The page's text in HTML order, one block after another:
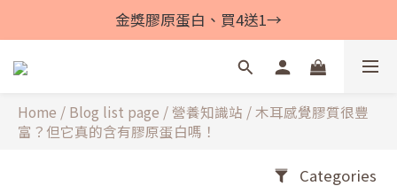
金獎膠原蛋白、買4送1→
Home / Blog list page /營養知識站 /木耳感覺膠質很豐
富？但它真的含有膠原蛋白嗎！
Categories